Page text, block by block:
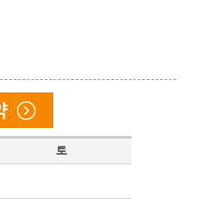
토